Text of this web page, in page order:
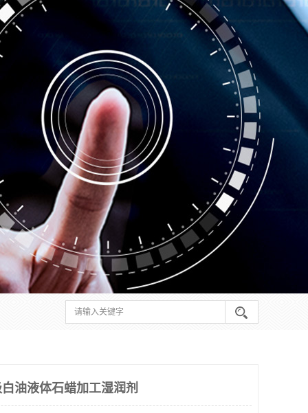
油液体石蜡加工湿润剂